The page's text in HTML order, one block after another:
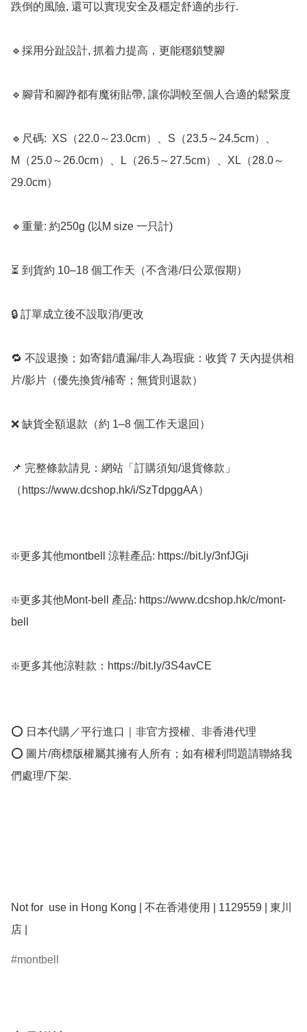
跌倒的風險, 還可以實現安全及穩定舒適的步行.
🔹採用分趾設計, 抓着力提高，更能穩鎖雙腳
🔹腳背和腳踭都有魔術貼帶, 讓你調較至個人合適的鬆緊度
🔹尺碼:  XS（22.0～23.0cm）、S（23.5～24.5cm）、
M（25.0～26.0cm）、L（26.5～27.5cm）、XL（28.0～
29.0cm）
🔹重量: 約250g (以M size 一只計)
⏳ 到貨約 10–18 個工作天（不含港/日公眾假期）
🔒 訂單成立後不設取消/更改
🔁 不設退換；如寄錯/遺漏/非人為瑕疵：收貨 7 天內提供相
片/影片（優先換貨/補寄；無貨則退款）
❌ 缺貨全額退款（約 1–8 個工作天退回）
📌 完整條款請見：網站「訂購須知/退貨條款」
（https://www.dcshop.hk/i/SzTdpggAA）
❇️更多其他montbell 涼鞋產品: https://bit.ly/3nfJGji
❇️更多其他Mont-bell 產品: https://www.dcshop.hk/c/mont-
bell
❇️更多其他涼鞋款：https://bit.ly/3S4avCE
⭕ 日本代購／平行進口｜非官方授權、非香港代理
⭕ 圖片/商標版權屬其擁有人所有；如有權利問題請聯絡我
們處理/下架.
Not for  use in Hong Kong | 不在香港使用 | 1129559 | 東川
montbell